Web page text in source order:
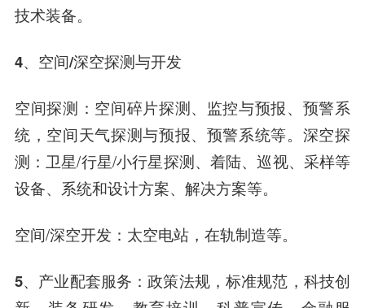
技术装备。
4、空间/深空探测与开发
空间探测 ：空间碎片探测、监控与预报、预警系
统，空间天气探测与预报、预警系统等。深空探
测：卫星/行星/小行星探测、着陆、巡视、采样等
设备、系统和设计方案、解决方案等。
空间/深空开发：太空电站，在轨制造等。
5、产业配套服务：政策法规，标准规范，科技创